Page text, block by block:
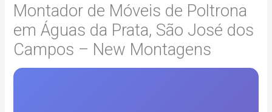
Montador de Móveis de Poltrona
em Águas da Prata, São José dos
Campos – New Montagens